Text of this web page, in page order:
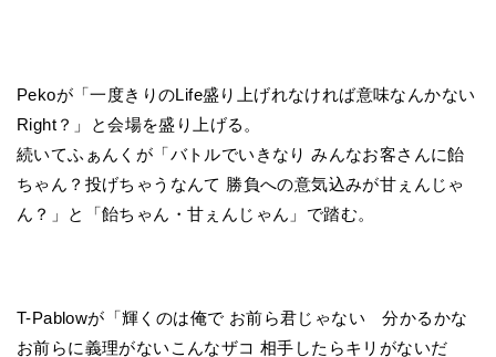
Pekoが「一度きりのLife盛り上げれなければ意味なんかない
Right？」と会場を盛り上げる。
続いてふぁんくが「バトルでいきなり みんなお客さんに飴
ちゃん？投げちゃうなんて 勝負への意気込みが甘ぇんじゃ
ん？」と「飴ちゃん・甘ぇんじゃん」で踏む。
T-Pablowが「輝くのは俺で お前ら君じゃない 分かるかな
お前らに義理がないこんなザコ 相手したらキリがないだ